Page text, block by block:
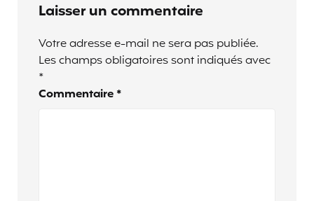
Laisser un commentaire
Votre adresse e-mail ne sera pas publiée.
Les champs obligatoires sont indiqués avec
*
Commentaire *